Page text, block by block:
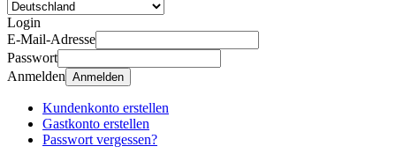
Login
E-Mail-Adresse
Passwort
Anmelden Anmelden
Kundenkonto erstellen
Gastkonto erstellen
Passwort vergessen?